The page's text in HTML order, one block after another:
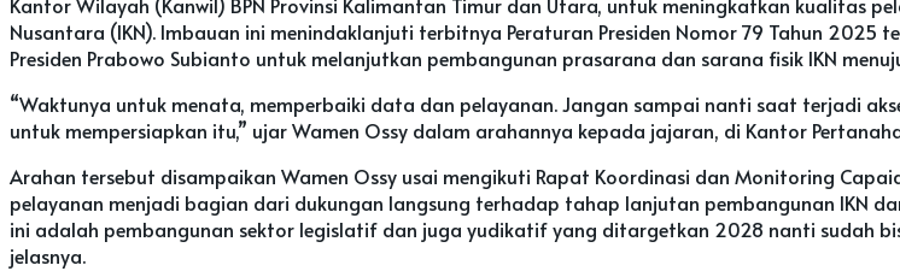
Nusantara (IKN). Imbauan ini menindaklanjuti terbitnya Peraturan Presiden Nomor 79 Tahun 2025
Presiden Prabowo Subianto untuk melanjutkan pembangunan prasarana dan sarana fisik IKN
“Waktunya untuk menata, memperbaiki data dan pelayanan. Jangan sampai nanti saat terjadi
untuk mempersiapkan itu,” ujar Wamen Ossy dalam arahannya kepada jajaran, di Kantor
Arahan tersebut disampaikan Wamen Ossy usai mengikuti Rapat Koordinasi dan Monitoring
pelayanan menjadi bagian dari dukungan langsung terhadap tahap lanjutan pembangunan IKN
ini adalah pembangunan sektor legislatif dan juga yudikatif yang ditargetkan 2028 nanti sudah
jelasnya.